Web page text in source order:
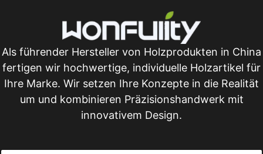
Als führender Hersteller von Holzprodukten in China
fertigen wir hochwertige, individuelle Holzartikel für
Ihre Marke. Wir setzen Ihre Konzepte in die Realität
um und kombinieren Präzisionshandwerk mit
innovativem Design.